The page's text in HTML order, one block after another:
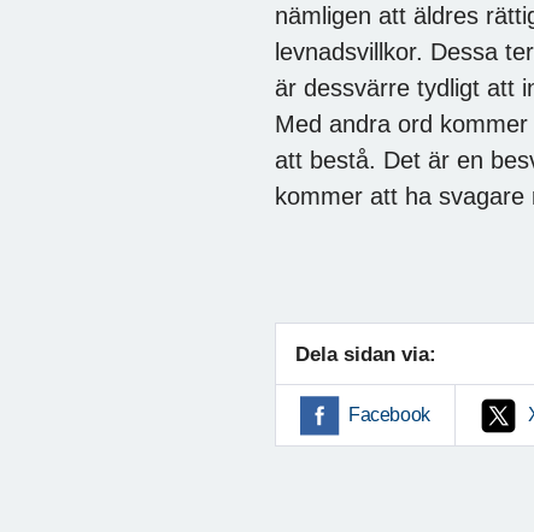
nämligen att äldres
levnadsvillkor. Dessa
är dessvärre tydligt att
Med andra ord
att bestå. Det är en
kommer att ha svagare
Dela sidan via:
Facebook